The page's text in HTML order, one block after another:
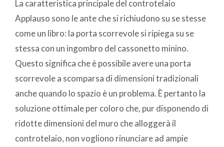
La caratteristica principale del controtelaio
Applauso sono le ante che si richiudono su se stesse
come un libro: la porta scorrevole si ripiega su se
stessa con un ingombro del cassonetto minino.
Questo significa che è possibile avere una porta
scorrevole a scomparsa di dimensioni tradizionali
anche quando lo spazio è un problema. È pertanto la
soluzione ottimale per coloro che, pur disponendo di
ridotte dimensioni del muro che alloggerà il
controtelaio, non vogliono rinunciare ad ampie